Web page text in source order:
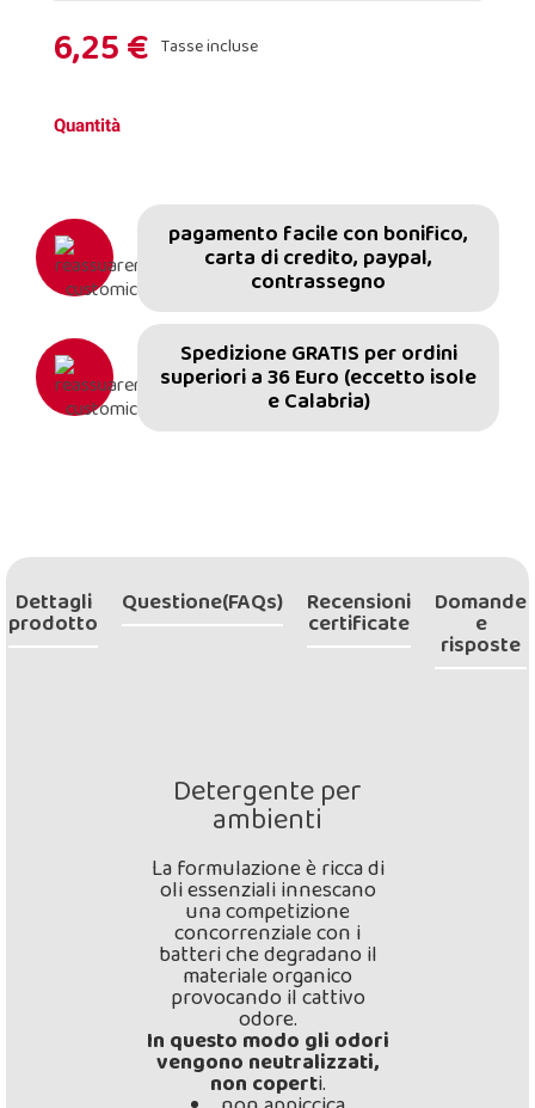
6,25 € Tasse incluse
Quantità
pagamento facile con bonifico,
carta di credito, paypal,
contrassegno
Spedizione GRATIS per ordini
superiori a 36 Euro (eccetto isole
e Calabria)
Dettagli
prodotto
Questione(FAQs) Recensioni
certificate
Domande
e
risposte
Detergente per
ambienti
La formulazione è ricca di
oli essenziali innescano
una competizione
concorrenziale con i
batteri che degradano il
materiale organico
provocando il cattivo
odore.
In questo modo gli odori
vengono neutralizzati,
non coperti.